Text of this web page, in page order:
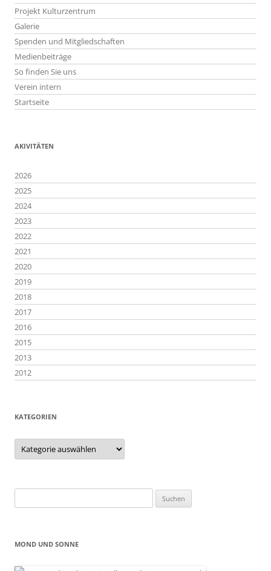
Projekt Kulturzentrum
Galerie
Spenden und Mitgliedschaften
Medienbeiträge
So finden Sie uns
Verein intern
Startseite
AKIVITÄTEN
2026
2025
2024
2023
2022
2021
2020
2019
2018
2017
2016
2015
2013
2012
KATEGORIEN
Kategorien
nach:
MOND UND SONNE